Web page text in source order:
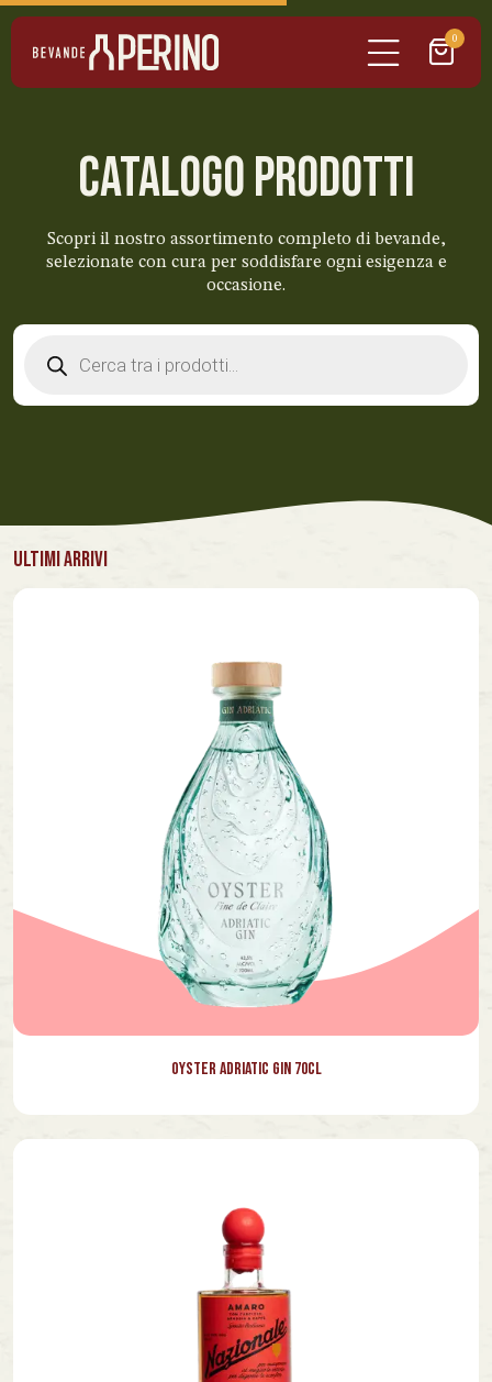
0
CATALOGO PRODOTTI
Scopri il nostro assortimento completo di bevande,
selezionate con cura per soddisfare ogni esigenza e
occasione.
search
ULTIMI ARRIVI
Oyster Adriatic Gin 70cl